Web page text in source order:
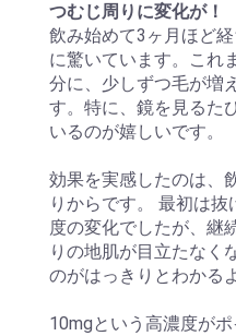
つむじ周りに変化が！
飲み始めて3ヶ月ほど
に驚いています。これ
分に、少しずつ毛が増
す。特に、鏡を見るた
いるのが嬉しいです。
効果を実感したのは、
りからです。 最初は
度の変化でしたが、継
りの地肌が目立たなく
のがはっきりとわかる
10mgという高濃度が